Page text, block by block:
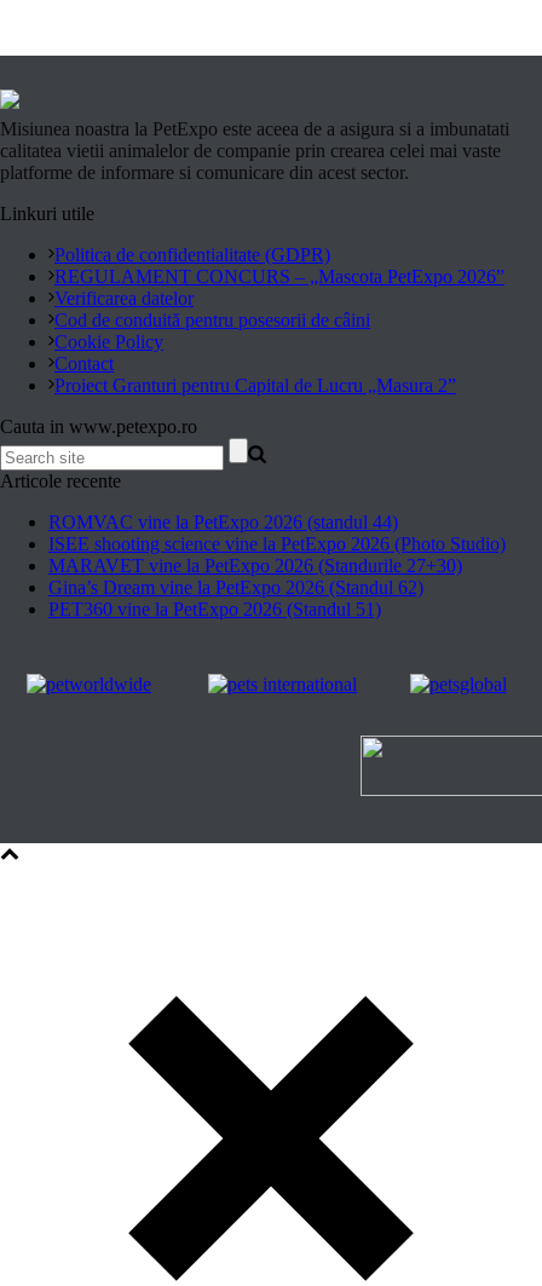
Misiunea noastra la PetExpo este aceea de a asigura si a imbunatati
calitatea vietii animalelor de companie prin crearea celei mai vaste
platforme de informare si comunicare din acest sector.
Linkuri utile
Politica de confidentialitate (GDPR)
REGULAMENT CONCURS – „Mascota PetExpo 2026”
Verificarea datelor
Cod de conduită pentru posesorii de câini
Cookie Policy
Contact
Proiect Granturi pentru Capital de Lucru „Masura 2”
Cauta in www.petexpo.ro
Articole recente
ROMVAC vine la PetExpo 2026 (standul 44)
ISEE shooting science vine la PetExpo 2026 (Photo Studio)
MARAVET vine la PetExpo 2026 (Standurile 27+30)
Gina’s Dream vine la PetExpo 2026 (Standul 62)
PET360 vine la PetExpo 2026 (Standul 51)